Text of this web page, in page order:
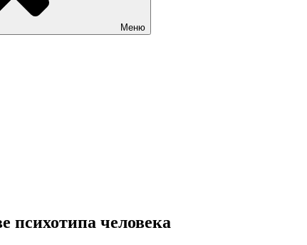
Меню
психотипа человека